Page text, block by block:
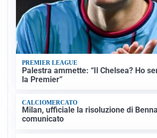
PREMIER LEAGUE
Palestra ammette: “Il Chelsea? Ho
la Premier”
CALCIOMERCATO
Milan, ufficiale la risoluzione di
comunicato